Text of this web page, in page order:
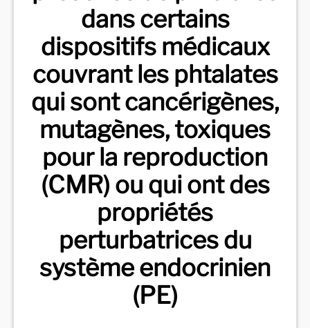
dans certains
dispositifs médicaux
couvrant les phtalates
qui sont cancérigènes,
mutagènes, toxiques
pour la reproduction
(CMR) ou qui ont des
propriétés
perturbatrices du
système endocrinien
(PE)